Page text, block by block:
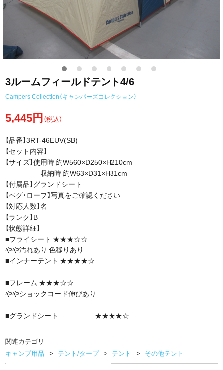
3ルームフィールドテント4/6
Campers Collection（キャンパーズコレクション）
5,445円（税込）
【品番】3RT-46EUV(SB)
【セット内容】
【サイズ】使用時 約W560×D250×H210cm
収納時 約W63×D31×H31cm
【付属品】グランドシート
【ペグ・ロープ】写真をご確認ください
【対応人数】名
【ランク】B
【状態詳細】
■フライシート ★★★☆☆
やや汚れあり 色移りあり
■インナーテント ★★★★☆
■フレーム ★★★☆☆
ややショックコード伸びあり
■グランドシート ★★★★☆
関連カテゴリ
キャンプ用品
テント/タープ テント その他テント